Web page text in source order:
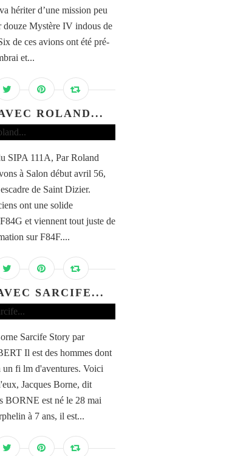
hériter d’une mission peu
douze Mystère IV indous de
de ces avions ont été pré-
et...
ROLAND...
SIPA 111A, Par Roland
à Salon début avril 56,
de Saint Dizier.
ont une solide
et viennent tout juste de
sur F84F....
SARCIFE...
Sarcife Story par
Il est des hommes dont
un fi lm d'aventures. Voici
Jacques Borne, dit
BORNE est né le 28 mai
à 7 ans, il est...